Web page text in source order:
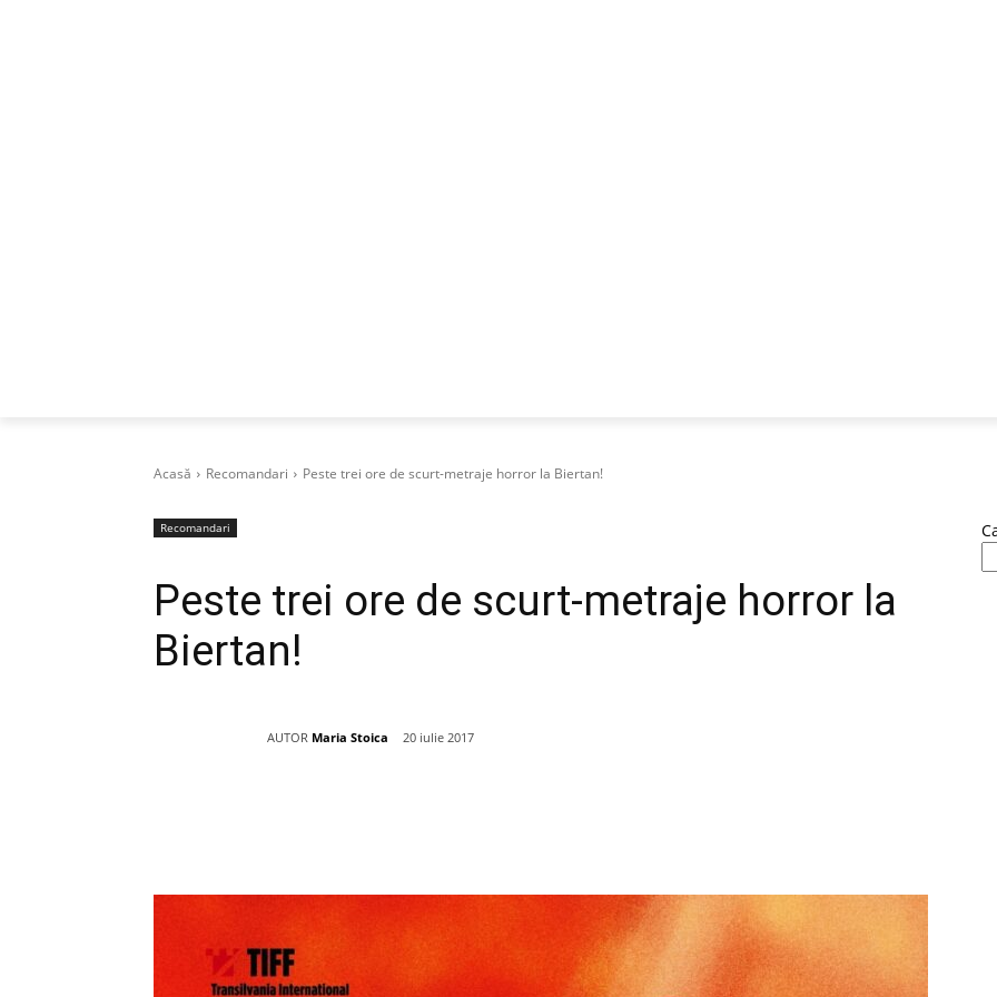
Acasă Recomandari Peste trei ore de scurt-metraje horror la Biertan!
Recomandari
Peste trei ore de scurt-metraje horror la
Biertan!
AUTOR Maria Stoica 20 iulie 2017